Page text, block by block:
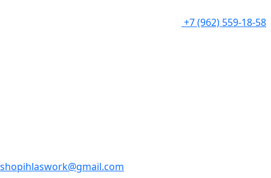
+7 (962) 559-18-58
shopihlaswork@gmail.com